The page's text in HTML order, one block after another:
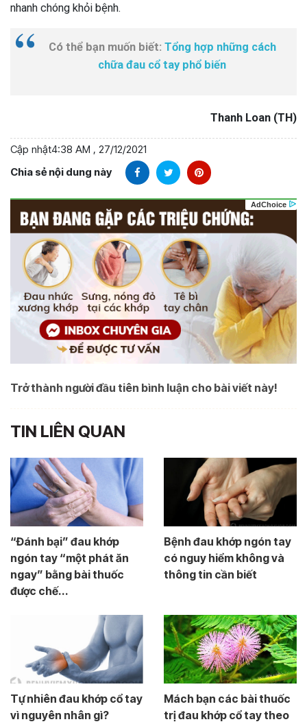
nhanh chóng khỏi bệnh.
Có thể bạn muốn biết: Tổng hợp những cách
chữa đau cổ tay phổ biến
Thanh Loan (TH)
Cập nhật4:38 AM , 27/12/2021
Chia sẻ nội dung này
Trở thành người đầu tiên bình luận cho bài viết này!
TIN LIÊN QUAN
“Đánh bại” đau khớp
ngón tay “một phát ăn
ngay” bằng bài thuốc
được chế...
Bệnh đau khớp ngón tay
có nguy hiểm không và
thông tin cần biết
Tự nhiên đau khớp cổ tay
vì nguyên nhân gì?
Mách bạn các bài thuốc
trị đau khớp cổ tay theo